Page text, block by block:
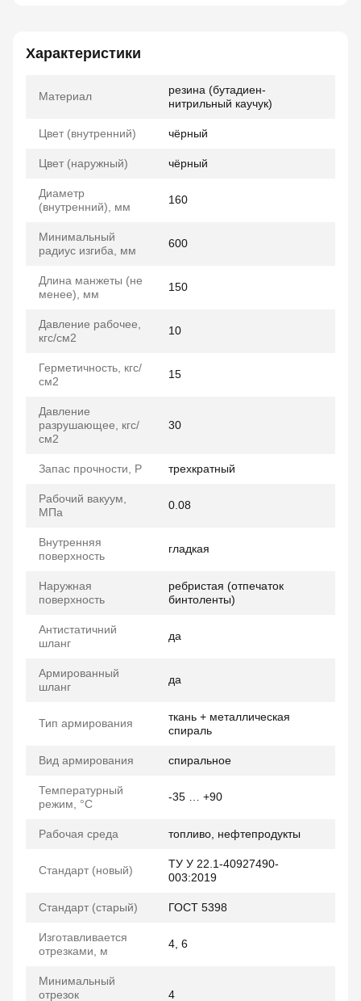
Характеристики
Материал
резина (бутадиен-
нитрильный каучук)
Цвет (внутренний) чёрный
Цвет (наружный) чёрный
Диаметр
(внутренний), мм
160
Минимальный
радиус изгиба, мм
600
Длина манжеты (не
менее), мм
150
Давление рабочее,
кгс/см2
10
Герметичность, кгс/
см2
15
Давление
разрушающее, кгс/
см2
30
Запас прочности, P трехкратный
Рабочий вакуум,
МПа
0.08
Внутренняя
поверхность
гладкая
Наружная
поверхность
ребристая (отпечаток
бинтоленты)
Антистатичний
шланг
да
Армированный
шланг
да
Тип армирования
ткань + металлическая
спираль
Вид армирования спиральное
Температурный
режим, °C
-35 … +90
Рабочая среда топливо, нефтепродукты
Стандарт (новый)
ТУ У 22.1-40927490-
003:2019
Стандарт (старый) ГОСТ 5398
Изготавливается
отрезками, м
4, 6
Минимальный
отрезок
4